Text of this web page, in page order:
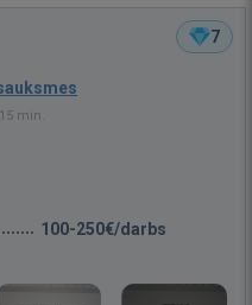
7
min.
100-250€/darbs